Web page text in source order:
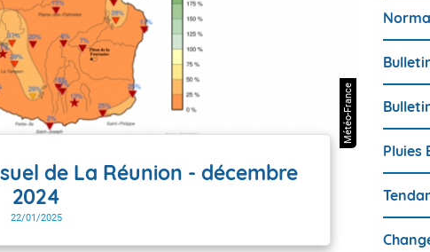
Météo-France
de La Réunion - décembre
2024
22/01/2025
Pluies